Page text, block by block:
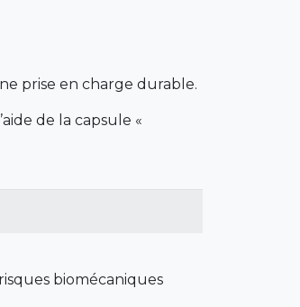
prise en charge durable.
de la capsule «
biomécaniques